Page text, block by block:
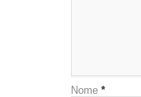
Nome *